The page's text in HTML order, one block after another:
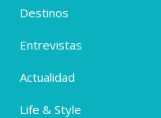
Destinos
Entrevistas
Actualidad
Life & Style